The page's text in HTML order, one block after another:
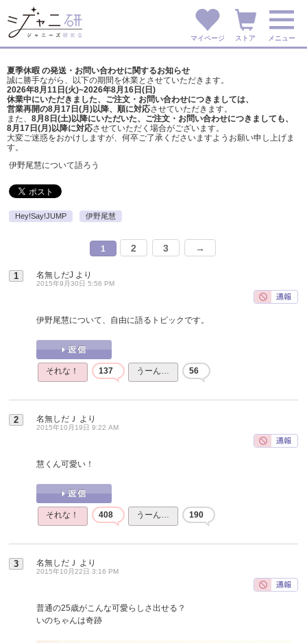
マイページ ストア メニュー
夏季休暇 の発送・お問い合わせに関するお知らせ
誠に勝手ながら、以下の期間を休業とさせていただきます。
2026年8月11日(火)~2026年8月16日(日)
休業中にいただきました、ご注文・お問い合わせにつきましては、
営業再開の8月17日(月)以降、順に対応させていただきます。
また、 8月8日(土)以降にいただいた、ご注文・ お問い合わせにつきましても、
8月17日(月)以降に対応させていただく場合がございます。
大変ご迷惑をおかけしますが、 何卒ご了承くださいますようお願い申し上げま
す。
伊野尾慧について語ろう
Hey!Say!JUMP 伊野尾慧
1 2 3 →
1 名無しだJ より
2015年9月30日 5:56 PM
伊野尾慧について、自由に語るトピックです。
それな！ 137 うーん… 56
2 名無しだＪ より
2015年10月19日 9:22 AM
慧くん可愛い！
それな！ 408 うーん… 190
3 名無しだＪ より
2015年10月22日 3:16 PM
普通の25歳がこんな可愛らしさ出せる？
いのちゃんは奇跡